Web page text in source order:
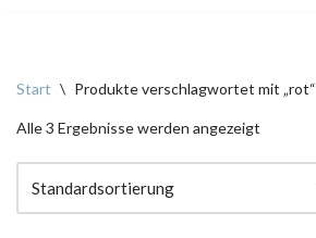
Start \ Produkte verschlagwortet mit „rot“
Alle 3 Ergebnisse werden angezeigt